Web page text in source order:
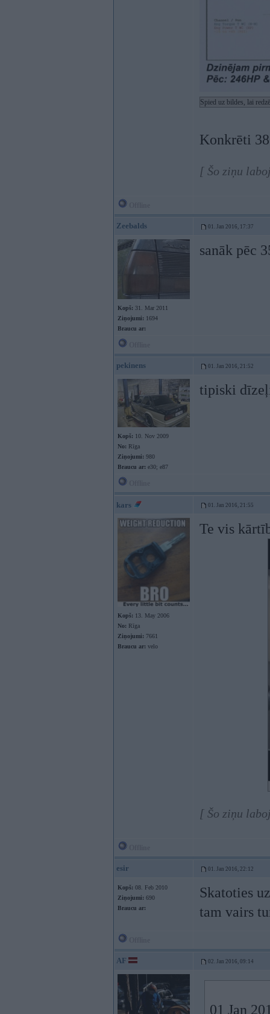
Spied uz bildes, lai
Konkrēti
[ Šo ziņu
Zeebalds 01. Jan 2016, 17:37
Kopš: 31. Mar 2011
Ziņojumi: 1694
Braucu ar:
sanāk pēc
pekinens 01. Jan 2016, 21:52
Kopš: 10. Nov 2009
No: Rīga
Ziņojumi: 980
Braucu ar: e30; e87
tipiski
kars 01. Jan 2016, 21:55
Kopš: 13. May 2006
No: Rīga
Ziņojumi: 7661
Braucu ar: velo
Te vis
[ Šo ziņu
esir 01. Jan 2016, 22:12
Kopš: 08. Feb 2010
Ziņojumi: 690
Braucu ar:
Skatoties
tam vairs
AF 02. Jan 2016, 09:14
01 Jan